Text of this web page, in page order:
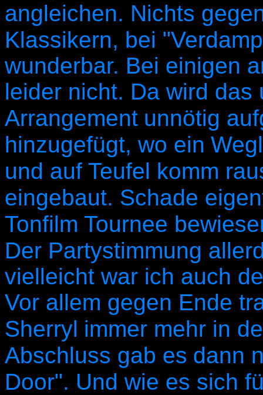
angleichen. Nichts
Klassikern, bei
wunderbar. Bei einigen
leider nicht. Da wird
Arrangement unnötig
hinzugefügt, wo ein
und auf Teufel komm
eingebaut. Schade
Tonfilm Tournee
Der Partystimmung
vielleicht war ich auch
Vor allem gegen Ende
Sherryl immer mehr in
Abschluss gab es dann
Door". Und wie es sich